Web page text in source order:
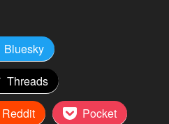
Bluesky
Threads
Reddit
Pocket